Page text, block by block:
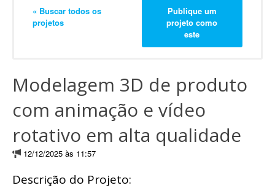
« Buscar todos os
projetos
Publique um
projeto como
este
Modelagem 3D de produto
com animação e vídeo
rotativo em alta qualidade
12/12/2025 às 11:57
Descrição do Projeto: